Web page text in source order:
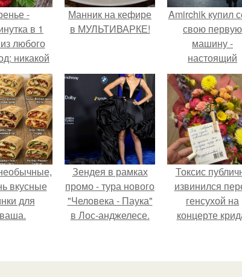
-
в 1
любого
никакой
варки,
на
Манник на кефире
в МУЛЬТИВАРКЕ!
Amirchik купил
свою первую
машину -
настоящий
автомобиль
для многих
вкусные
для
Зендея в рамках
промо - тура нового
"Человека - Паука"
в Лос-анджелесе.
Токсис
извинился
генсухой на
концерте